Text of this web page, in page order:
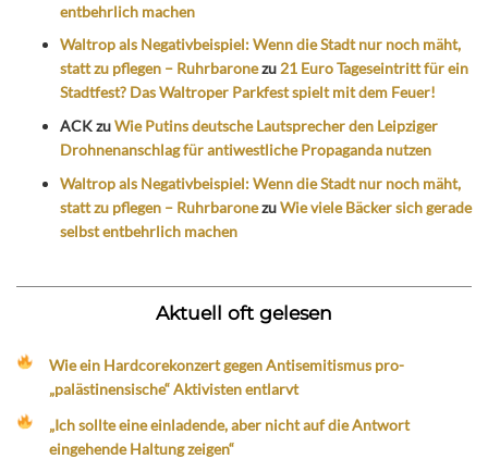
entbehrlich machen
Waltrop als Negativbeispiel: Wenn die Stadt nur noch mäht,
statt zu pflegen – Ruhrbaronezu21 Euro Tageseintritt für ein
Stadtfest? Das Waltroper Parkfest spielt mit dem Feuer!
ACKzuWie Putins deutsche Lautsprecher den Leipziger
Drohnenanschlag für antiwestliche Propaganda nutzen
Waltrop als Negativbeispiel: Wenn die Stadt nur noch mäht,
statt zu pflegen – RuhrbaronezuWie viele Bäcker sich gerade
selbst entbehrlich machen
Aktuell oft gelesen
Wie ein Hardcorekonzert gegen Antisemitismus pro-
„palästinensische“ Aktivisten entlarvt
„Ich sollte eine einladende, aber nicht auf die Antwort
eingehende Haltung zeigen“